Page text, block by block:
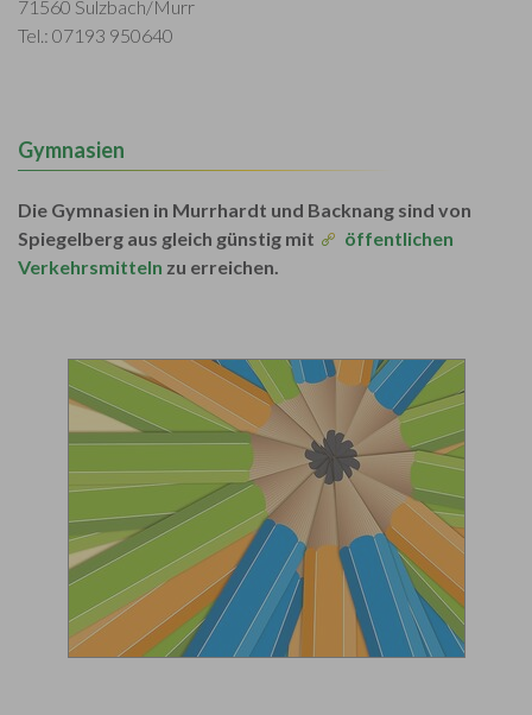
71560 Sulzbach/Murr
Tel.: 07193 950640
Gymnasien
Die Gymnasien in Murrhardt und Backnang sind von
Spiegelberg aus gleich günstig mit
öffentlichen
Verkehrsmitteln zu erreichen.